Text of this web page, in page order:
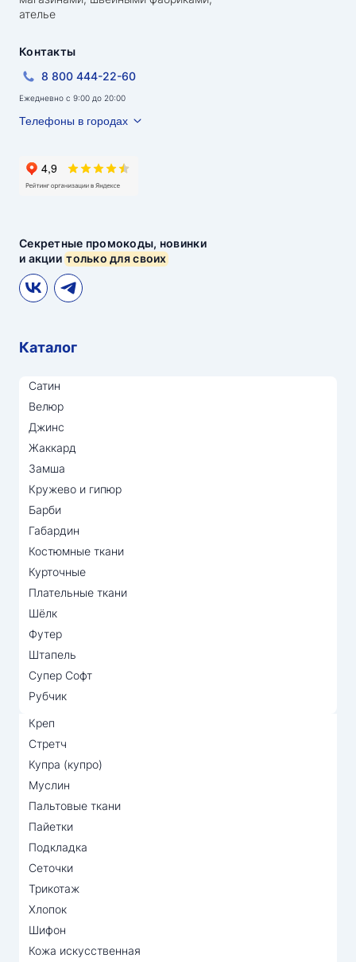
ателье
Секретные промокоды, новинки
и акциитолько для своих
Контакты
8 800 444-22-60
Ежедневно с 9:00 до 20:00
Телефоны в городах
Каталог
Сатин
Велюр
Джинс
Жаккард
Замша
Кружево и гипюр
Барби
Габардин
Костюмные ткани
Курточные
Плательные ткани
Шёлк
Футер
Штапель
Супер Софт
Рубчик
Креп
Стретч
Купра (купро)
Муслин
Пальтовые ткани
Пайетки
Подкладка
Сеточки
Трикотаж
Хлопок
Шифон
Кожа искусственная